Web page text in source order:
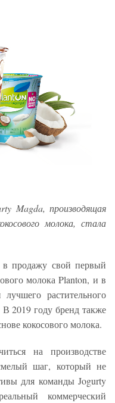
Magda, производящая
молока, стала
в продажу свой первый
молока Planton, и в
растительного
2019 году бренд также
кокосового молока.
на производстве
шаг, который не
для команды Jogurty
коммерческий